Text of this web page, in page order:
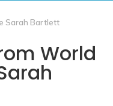
Sarah Bartlett
World